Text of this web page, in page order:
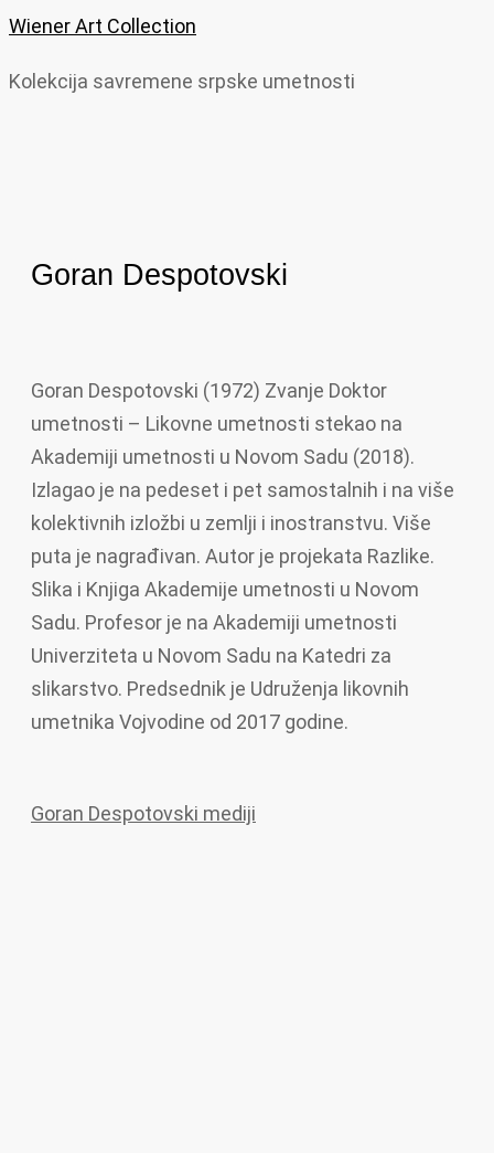
Wiener Art Collection
Kolekcija savremene srpske umetnosti
Goran Despotovski
Goran Despotovski (1972) Zvanje Doktor
umetnosti – Likovne umetnosti stekao na
Akademiji umetnosti u Novom Sadu (2018).
Izlagao je na pedeset i pet samostalnih i na više
kolektivnih izložbi u zemlji i inostranstvu. Više
puta je nagrađivan. Autor je projekata Razlike.
Slika i Knjiga Akademije umetnosti u Novom
Sadu. Profesor je na Akademiji umetnosti
Univerziteta u Novom Sadu na Katedri za
slikarstvo. Predsednik je Udruženja likovnih
umetnika Vojvodine od 2017 godine.
Goran Despotovski mediji